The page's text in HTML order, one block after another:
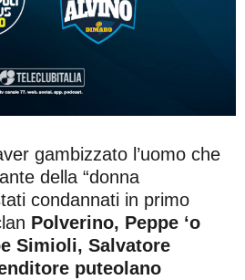
gambizzato l’uomo che
della “donna
condannati in primo
Polverino, Peppe ‘o
Simioli, Salvatore
puteolano